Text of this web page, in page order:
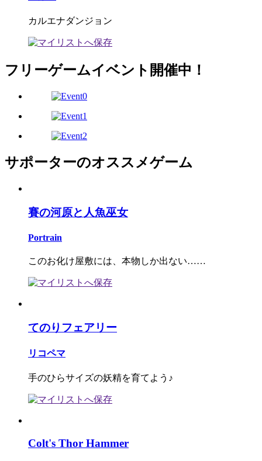
カルエナダンジョン
フリーゲームイベント開催中！
サポーターのオススメゲーム
賽の河原と人魚巫女
Portrain
このお化け屋敷には、本物しか出ない……
てのりフェアリー
リコペマ
手のひらサイズの妖精を育てよう♪
Colt's Thor Hammer